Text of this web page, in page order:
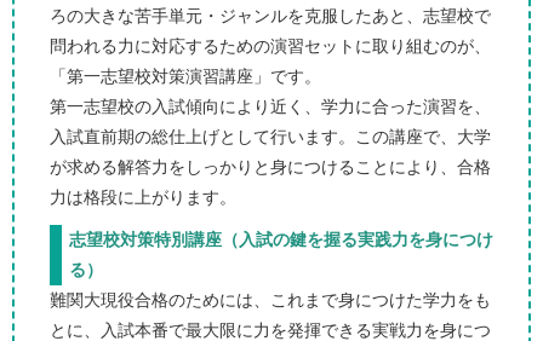
ろの大きな苦手単元・ジャンルを克服したあと、志望校で
問われる力に対応するための演習セットに取り組むのが、
「第一志望校対策演習講座」です。
第一志望校の入試傾向により近く、学力に合った演習を、
入試直前期の総仕上げとして行います。この講座で、大学
が求める解答力をしっかりと身につけることにより、合格
力は格段に上がります。
志望校対策特別講座（入試の鍵を握る実践力を身につけ
る）
難関大現役合格のためには、これまで身につけた学力をも
とに、入試本番で最大限に力を発揮できる実戦力を身につ